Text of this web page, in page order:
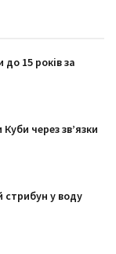
15 років за
через зв’язки
у воду